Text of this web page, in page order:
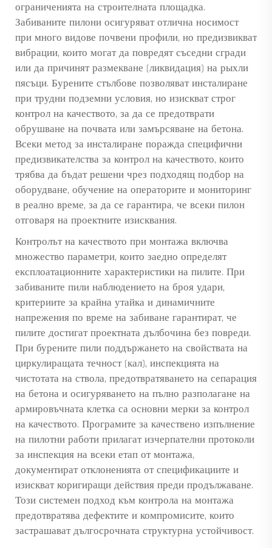
ограниченията на строителната площадка.
Забиваните пилони осигуряват отлична носимост
при много видове почвени профили, но предизвикват
вибрации, които могат да повредят съседни сгради
или да причинят размекване (ликвидация) на рыхли
пясъци. Бурените стълбове позволяват инсталиране
при трудни подземни условия, но изискват строг
контрол на качеството, за да се предотврати
обрушване на почвата или замърсяване на бетона.
Всеки метод за инсталиране поражда специфични
предизвикателства за контрол на качеството, които
трябва да бъдат решени чрез подходящ подбор на
оборудване, обучение на операторите и мониторинг
в реално време, за да се гарантира, че всеки пилон
отговаря на проектните изисквания.
Контролът на качеството при монтажа включва
множество параметри, които заедно определят
експлоатационните характеристики на пилите. При
забиваните пили наблюдението на броя удари,
критериите за крайна утайка и динамичните
напрежения по време на забиване гарантират, че
пилите достигат проектната дълбочина без повреди.
При бурените пили поддържането на свойствата на
циркулиращата течност (кал), инспекцията на
чистотата на ствола, предотвратяването на сепарация
на бетона и осигуряването на пълно разполагане на
армировъчната клетка са основни мерки за контрол
на качеството. Програмите за качествено изпълнение
на пилотни работи прилагат изчерпателни протоколи
за инспекция на всеки етап от монтажа,
документират отклоненията от спецификациите и
изискват коригиращи действия преди продължаване.
Този системен подход към контрола на монтажа
предотвратява дефектите и компромисите, които
застрашават дългосрочната структурна устойчивост.